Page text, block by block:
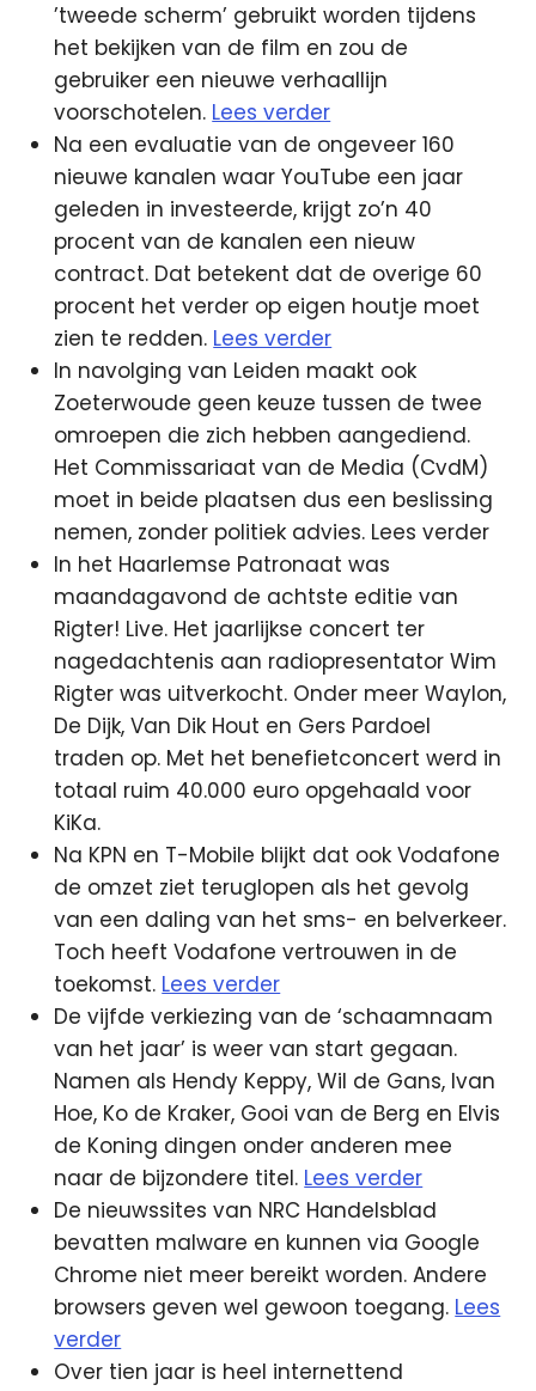
’tweede scherm’ gebruikt worden tijdens
het bekijken van de film en zou de
gebruiker een nieuwe verhaallijn
voorschotelen. Lees verder
Na een evaluatie van de ongeveer 160
nieuwe kanalen waar YouTube een jaar
geleden in investeerde, krijgt zo’n 40
procent van de kanalen een nieuw
contract. Dat betekent dat de overige 60
procent het verder op eigen houtje moet
zien te redden. Lees verder
In navolging van Leiden maakt ook
Zoeterwoude geen keuze tussen de twee
omroepen die zich hebben aangediend.
Het Commissariaat van de Media (CvdM)
moet in beide plaatsen dus een beslissing
nemen, zonder politiek advies. Lees verder
In het Haarlemse Patronaat was
maandagavond de achtste editie van
Rigter! Live. Het jaarlijkse concert ter
nagedachtenis aan radiopresentator Wim
Rigter was uitverkocht. Onder meer Waylon,
De Dijk, Van Dik Hout en Gers Pardoel
traden op. Met het benefietconcert werd in
totaal ruim 40.000 euro opgehaald voor
KiKa.
Na KPN en T-Mobile blijkt dat ook Vodafone
de omzet ziet teruglopen als het gevolg
van een daling van het sms- en belverkeer.
Toch heeft Vodafone vertrouwen in de
toekomst. Lees verder
De vijfde verkiezing van de ‘schaamnaam
van het jaar’ is weer van start gegaan.
Namen als Hendy Keppy, Wil de Gans, Ivan
Hoe, Ko de Kraker, Gooi van de Berg en Elvis
de Koning dingen onder anderen mee
naar de bijzondere titel. Lees verder
De nieuwssites van NRC Handelsblad
bevatten malware en kunnen via Google
Chrome niet meer bereikt worden. Andere
browsers geven wel gewoon toegang. Lees
verder
Over tien jaar is heel internettend